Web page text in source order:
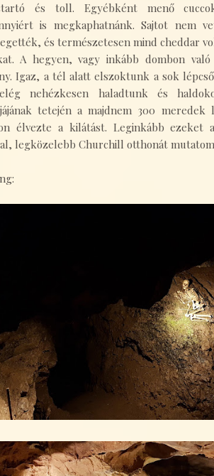
és toll. Egyébként menő
is megkaphatnánk. Sajtot nem
és természetesen mind cheddar
A hegyen, vagy inkább dombon
Igaz, a tél alatt elszoktunk a sok
nehézkesen haladtunk és
tetején a majdnem 300
élvezte a kilátást. Leginkább ezeket
legközelebb Churchill otthonát